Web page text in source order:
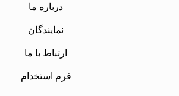
درباره ما
نمایندگان
ارتباط با ما
فرم استخدام